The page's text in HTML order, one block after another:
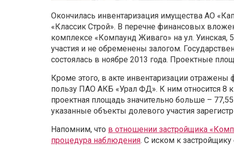
Окончилась инвентаризация имущества АО
«Классик Строй». В перечне финансовых
комплексе «Компаунд Живаго» на ул. Уинская,
участия и не обременены залогом.
состоялась в ноябре 2013 года. Проектные
Кроме этого, в акте инвентаризации
пользу ПАО АКБ «Урал ФД». К ним относится 8
проектная площадь значительно больше –
указанные объекты долевого участия
Напомним, что в отношении застройщика
процедура наблюдения. С иском к